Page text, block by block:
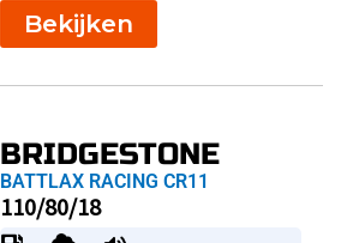
Bekijken
BRIDGESTONE
BATTLAX RACING CR11
110/80/18